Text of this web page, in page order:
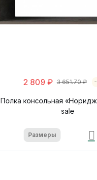
2 809 ₽ 3 651.70 ₽
Полка консольная
sale
Размеры